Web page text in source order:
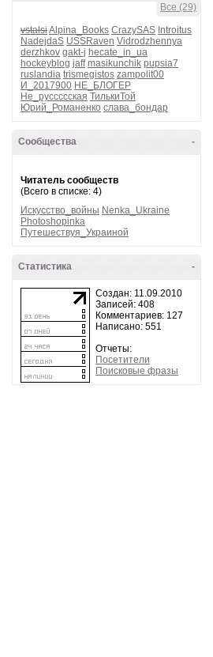
Все (29)
vstalsiAlpina_Books CrazySAS Introitus
NadejdaS USSRaven Vidrodzhennya
derzhkov gakt-j hecate_in_ua
hockeyblog jaff masikunchik pupsia7
ruslandia trismegistos zampolit00
И_2017900 НЕ_БЛОГЕР
Не_руссссская ТилькиТой
Юрий_Романенко слава_бондар
-
Сообщества
Читатель сообществ
(Всего в списке: 4)
Искусство_войны Nenka_Ukraine
Photoshopinka
Путешествуя_Украиной
-
Статистика
Создан: 11.09.2010
Записей: 408
Комментариев: 127
Написано: 551
Отчеты:
Посетители
Поисковые фразы